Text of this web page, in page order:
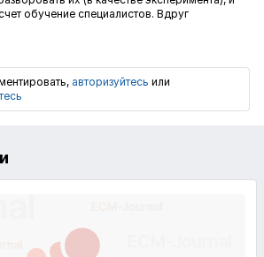
обучение специалистов. Вдруг
авторизуйтесь или